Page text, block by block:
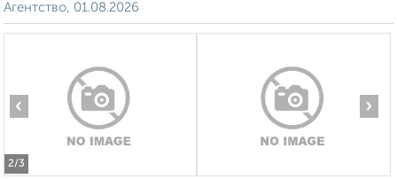
Агентство, 01.08.2026
2/3
‹ ›